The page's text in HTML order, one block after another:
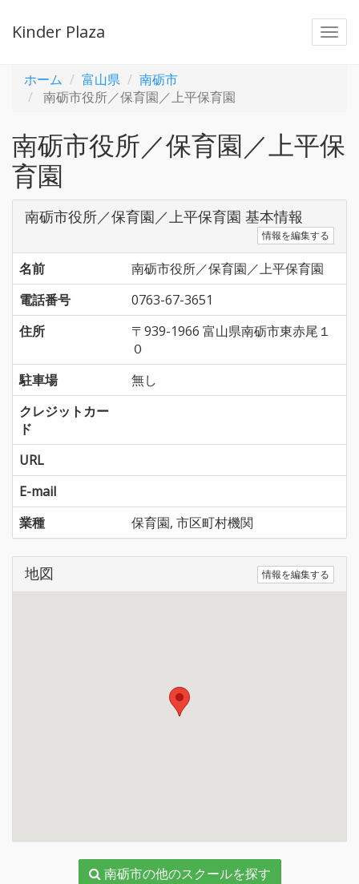
Kinder Plaza
ホーム 富山県
南砺市
南砺市役所／保育園／上平保育園
南砺市役所／保育園／上平保
育園
南砺市役所／保育園／上平保育園 基本情報
情報を編集する
名前
南砺市役所／保育園／上平保育園
電話番号
0763-67-3651
住所
〒939-1966 富山県南砺市東赤尾１
０
駐車場
無し
クレジットカー
ド
URL
E-mail
業種
保育園, 市区町村機関
地図 情報を編集する
南砺市の他のスクールを探す